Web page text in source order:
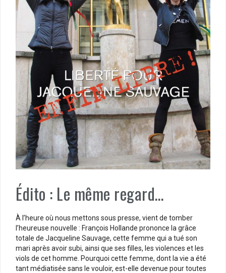
Édito : Le même regard…
À l’heure où nous mettons sous presse, vient de tomber
l’heureuse nouvelle : François Hollande prononce la grâce
totale de Jacqueline Sauvage, cette femme qui a tué son
mari après avoir subi, ainsi que ses filles, les violences et les
viols de cet homme. Pourquoi cette femme, dont la vie a été
tant médiatisée sans le vouloir, est-elle devenue pour toutes